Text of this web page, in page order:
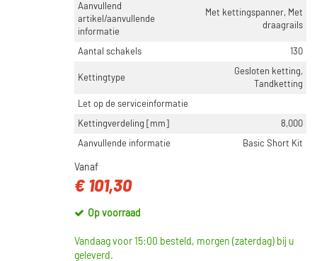
Aanvullend
artikel/aanvullende
informatie
Met kettingspanner, Met
draagrails
Aantal schakels 130
Kettingtype
Gesloten ketting,
Tandketting
Let op de serviceinformatie
Kettingverdeling [mm]
8,000
Aanvullende informatie
Basic Short Kit
Vanaf
€ 101,30
Op voorraad
Vandaag voor 15:00 besteld, morgen (zaterdag) bij u
geleverd.